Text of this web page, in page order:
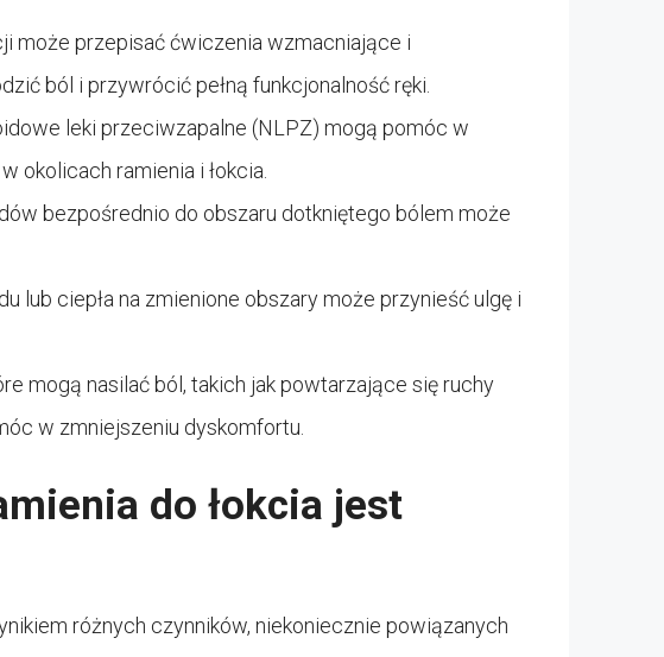
może przepisać ćwiczenia wzmacniające i
ból i przywrócić pełną funkcjonalność ręki.
leki przeciwzapalne (NLPZ) mogą pomóc w
okolicach ramienia i łokcia.
bezpośrednio do obszaru dotkniętego bólem może
lub ciepła na zmienione obszary może przynieść ulgę i
mogą nasilać ból, takich jak powtarzające się ruchy
w zmniejszeniu dyskomfortu.
do łokcia jest
różnych czynników, niekoniecznie powiązanych